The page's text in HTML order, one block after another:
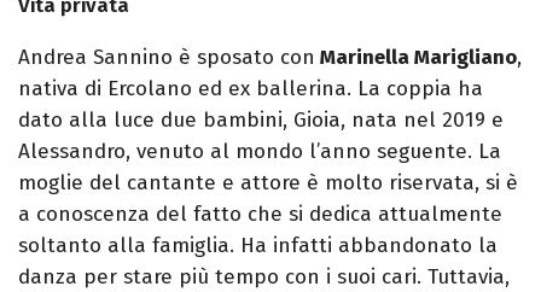
Vita privata
Andrea Sannino è sposato con Marinella Marigliano,
nativa di Ercolano ed ex ballerina. La coppia ha
dato alla luce due bambini, Gioia, nata nel 2019 e
Alessandro, venuto al mondo l’anno seguente. La
moglie del cantante e attore è molto riservata, si è
a conoscenza del fatto che si dedica attualmente
soltanto alla famiglia. Ha infatti abbandonato la
danza per stare più tempo con i suoi cari. Tuttavia,